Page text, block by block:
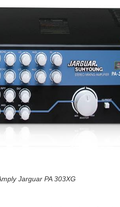
Jarguar PA 303XG